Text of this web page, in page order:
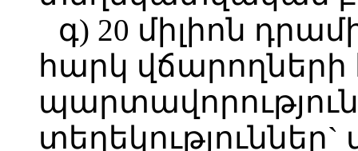
գ) 20 միլիոն
հարկ վճարողների
տեղեկություններ`